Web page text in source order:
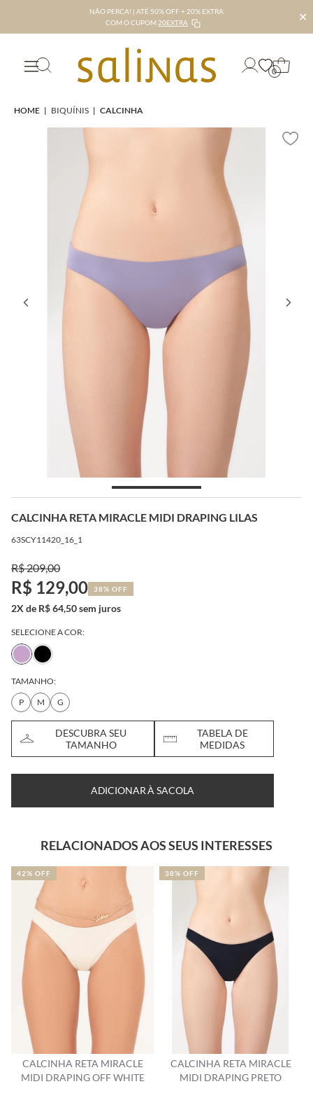
NÃO PERCA! | ATÉ 50% OFF + 20% EXTRA
COM O CUPOM 20EXTRA ✕
0
HOME | BIQUÍNIS | CALCINHA
CALCINHA RETA MIRACLE MIDI DRAPING LILAS
63SCY11420_16_1
R$ 209,00
R$ 129,00 38% OFF
2X de R$ 64,50 sem juros
SELECIONE A COR:
TAMANHO:
P
M G
DESCUBRA SEU
TAMANHO
TABELA DE
MEDIDAS
ADICIONAR À SACOLA
RELACIONADOS AOS SEUS INTERESSES
RETA MIRACLE
DRAPING OFF WHITE
OFF
CALCINHA RETA MIRACLE
MIDI DRAPING PRETO
38% OFF